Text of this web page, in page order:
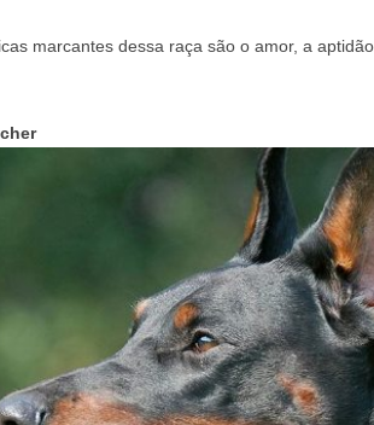
marcantes dessa raça são o amor, a